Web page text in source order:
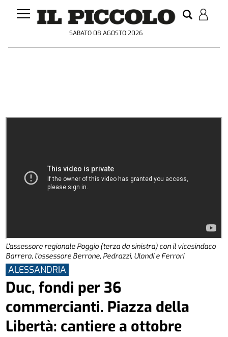
SABATO 08 AGOSTO 2026
L'assessore regionale Poggio (terza da sinistra) con il vicesindaco
Barrera, l'assessore Berrone, Pedrazzi, Ulandi e Ferrari
ALESSANDRIA
Duc, fondi per 36
commercianti. Piazza della
Libertà: cantiere a ottobre